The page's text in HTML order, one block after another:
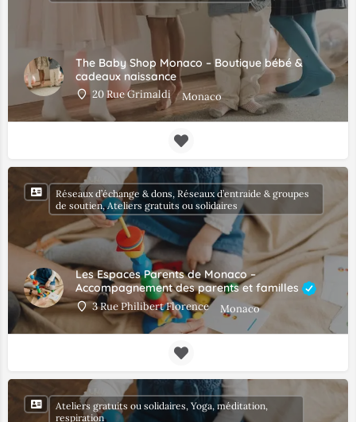
The Baby Shop Monaco – Boutique bébé &
cadeaux naissance
20 Rue Grimaldi Monaco
Les Espaces Parents de Monaco –
Accompagnement des parents et familles
3 Rue Philibert Florence Monaco
Réseaux d’échange & dons, Réseaux d’entraide & groupes
de soutien, Ateliers gratuits ou solidaires
Ateliers gratuits ou solidaires, Yoga, méditation,
respiration